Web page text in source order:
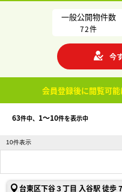
一般公開物件数
72件
今
会員登録後に閲覧可能
63件中、 1〜10件を表示中
台東区下谷３丁目 入谷駅 徒歩